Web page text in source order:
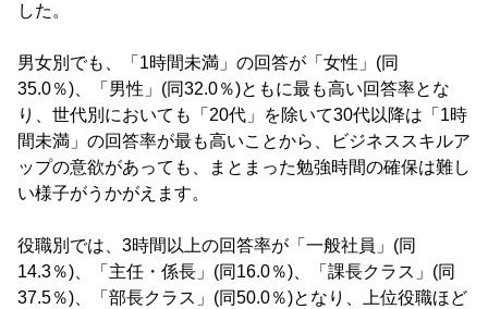
した。
男女別でも、「1時間未満」の回答が「女性」(同
35.0％)、「男性」(同32.0％)ともに最も高い回答率とな
り、世代別においても「20代」を除いて30代以降は「1時
間未満」の回答率が最も高いことから、ビジネススキルア
ップの意欲があっても、まとまった勉強時間の確保は難し
い様子がうかがえます。
役職別では、3時間以上の回答率が「一般社員」(同
14.3％)、「主任・係長」(同16.0％)、「課長クラス」(同
37.5％)、「部長クラス」(同50.0％)となり、上位役職ほど